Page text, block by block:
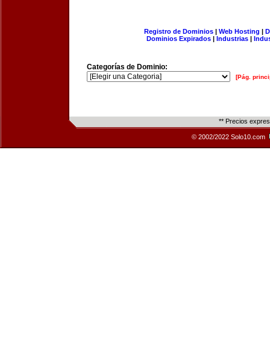
Registro de Dominios| Web Hosting |
Dominios Expirados | Industrias |
Categorías de Dominio:
[Pág.
** Precios
© 2002/2022 Solo10.com